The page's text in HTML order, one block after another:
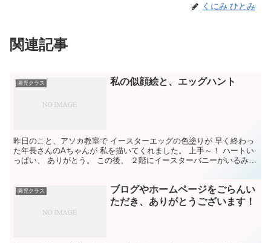
くにみ ひとみ
関連記事
園児クラス 私の似顔絵と、エッグハント
昨日のこと、アソカ教室で イースターエッグの色塗りが 早く終わっ
た年長さんのAちゃんが 私を描いてくれました。 上手～！ ハートい
っぱい、 ありがとう。 この後、 ２階にイースターバニーがいるみた
園児クラス
ブログやホームページをごらんい
ただき、ありがとうございます！